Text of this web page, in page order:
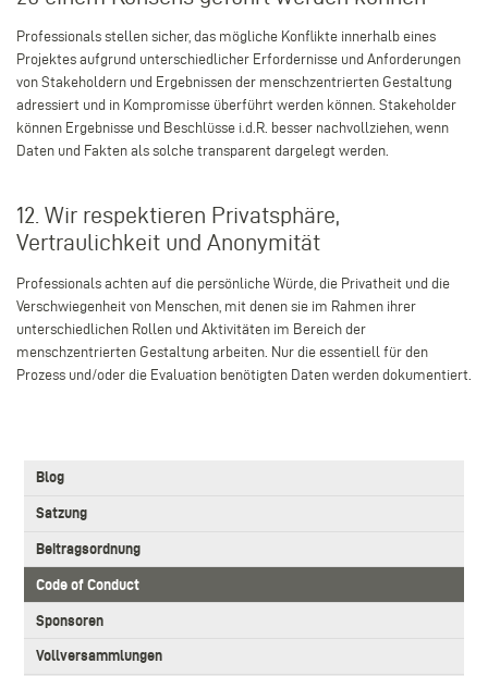
3.
Level
Main
Blog
Satzung
Beitragsordnung
Code of Conduct
Sponsoren
Vollversammlungen
Professionals stellen sicher, das mögliche Konflikte innerhalb eines
Projektes aufgrund unterschiedlicher Erfordernisse und Anforderungen
von Stakeholdern und Ergebnissen der menschzentrierten Gestaltung
adressiert und in Kompromisse überführt werden können. Stakeholder
können Ergebnisse und Beschlüsse i.d.R. besser nachvollziehen, wenn
Daten und Fakten als solche transparent dargelegt werden.
12. Wir respektieren Privatsphäre,
Vertraulichkeit und Anonymität
Professionals achten auf die persönliche Würde, die Privatheit und die
Verschwiegenheit von Menschen, mit denen sie im Rahmen ihrer
unterschiedlichen Rollen und Aktivitäten im Bereich der
menschzentrierten Gestaltung arbeiten. Nur die essentiell für den
Prozess und/oder die Evaluation benötigten Daten werden dokumentiert.